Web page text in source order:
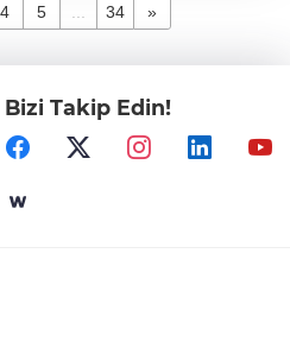
4 5 34 »
Bizi Takip Edin!